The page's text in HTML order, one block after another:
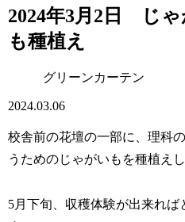
2024年3月2日 じゃ
も種植え
グリーンカーテン
2024.03.06
校舎前の花壇の一部に、理科
うためのじゃがいもを種植えし
5月下旬、収穫体験が出来れば